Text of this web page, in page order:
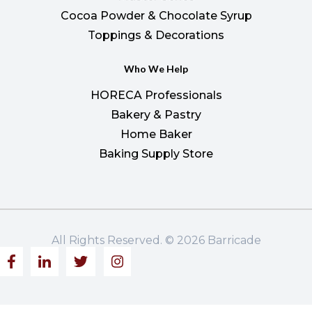
Cocoa Powder & Chocolate Syrup
Toppings & Decorations
Who We Help
HORECA Professionals
Bakery & Pastry
Home Baker
Baking Supply Store
All Rights Reserved. © 2026 Barricade